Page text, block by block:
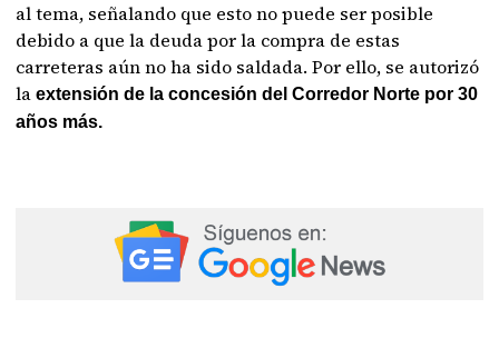
al tema, señalando que esto no puede ser posible
debido a que la deuda por la compra de estas
carreteras aún no ha sido saldada. Por ello, se autorizó
laextensión de la concesión del Corredor Norte por 30
años más.